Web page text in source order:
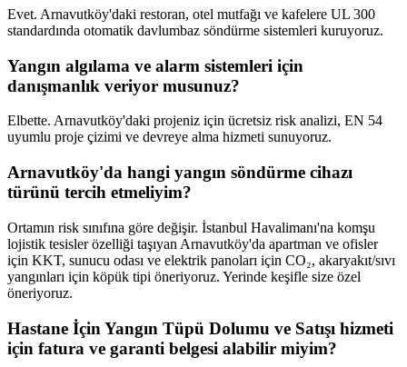
Evet. Arnavutköy'daki restoran, otel mutfağı ve kafelere UL 300
standardında otomatik davlumbaz söndürme sistemleri kuruyoruz.
Yangın algılama ve alarm sistemleri için
danışmanlık veriyor musunuz?
Elbette. Arnavutköy'daki projeniz için ücretsiz risk analizi, EN 54
uyumlu proje çizimi ve devreye alma hizmeti sunuyoruz.
Arnavutköy'da hangi yangın söndürme cihazı
türünü tercih etmeliyim?
Ortamın risk sınıfına göre değişir. İstanbul Havalimanı'na komşu
lojistik tesisler özelliği taşıyan Arnavutköy'da apartman ve ofisler
için KKT, sunucu odası ve elektrik panoları için CO₂, akaryakıt/sıvı
yangınları için köpük tipi öneriyoruz. Yerinde keşifle size özel
öneriyoruz.
Hastane İçin Yangın Tüpü Dolumu ve Satışı hizmeti
için fatura ve garanti belgesi alabilir miyim?